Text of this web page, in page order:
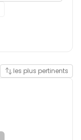
les plus pertinents